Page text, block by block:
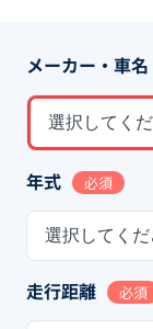
メーカー・車名
選択してく
年式 必須
選択してくだ
走行距離 必須